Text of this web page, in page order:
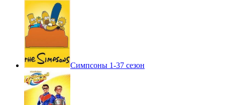
Симпсоны 1-37 сезон